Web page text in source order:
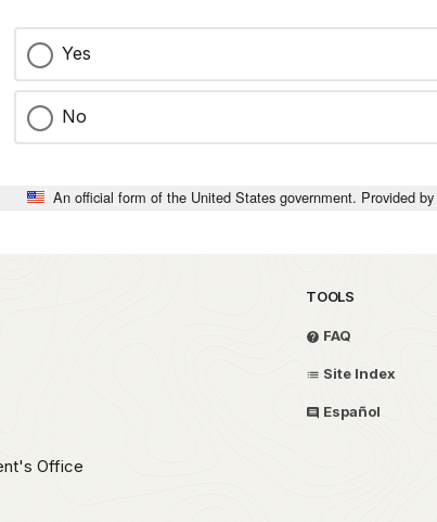
Yes
No
An official form of the United States government. Provided by
Office
TOOLS
FAQ
Site Index
Español